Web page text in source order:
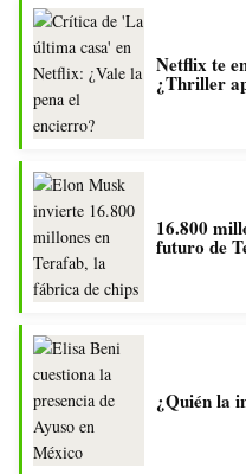
Netflix te
¿Thriller
16.800
futuro de
¿Quién la